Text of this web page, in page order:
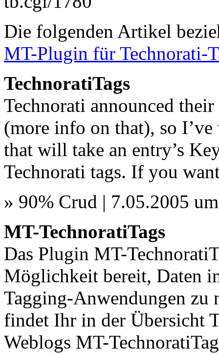
Die folgenden Artikel
MT-Plugin für Technorati-
TechnoratiTags
Technorati announced
(more info on that), so
that will take an entry’s
Technorati tags. If you
» 90% Crud | 7.05.2005
MT-TechnoratiTags
Das Plugin MT-
Möglichkeit bereit, Daten
Tagging-Anwendungen zu
findet Ihr in der Übersicht
Weblogs MT-